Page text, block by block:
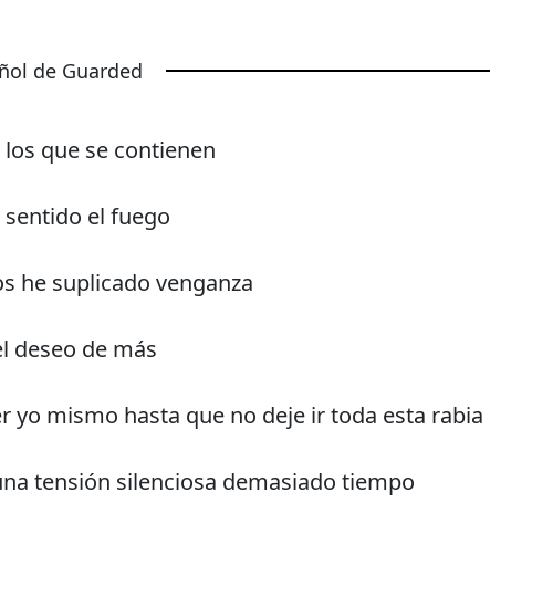
de Guarded
que se contienen
el fuego
he suplicado venganza
deseo de más
yo mismo hasta que no deje ir toda esta rabia
tensión silenciosa demasiado tiempo